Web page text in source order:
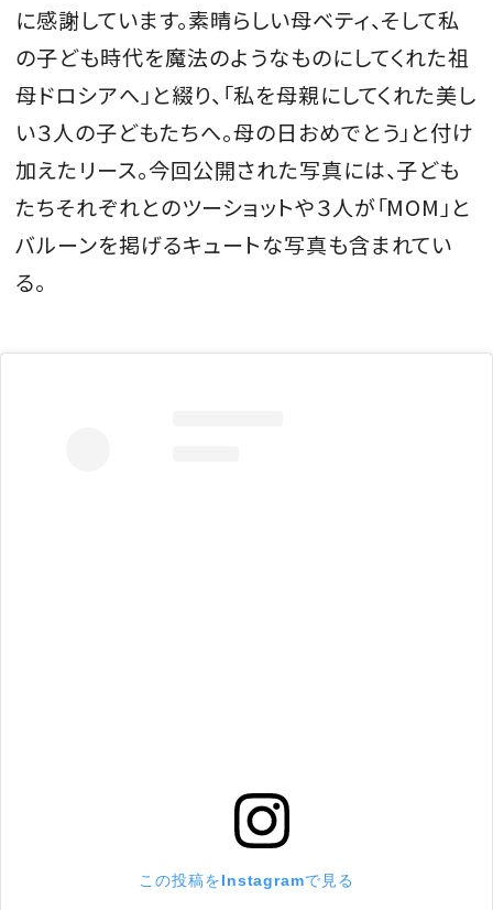
に感謝しています。素晴らしい母ベティ、そして私
の子ども時代を魔法のようなものにしてくれた祖
母ドロシアへ」と綴り、「私を母親にしてくれた美し
い３人の子どもたちへ。母の日おめでとう」と付け
加えたリース。今回公開された写真には、子ども
たちそれぞれとのツーショットや３人が「MOM」と
バルーンを掲げるキュートな写真も含まれてい
る。
この投稿をInstagramで見る